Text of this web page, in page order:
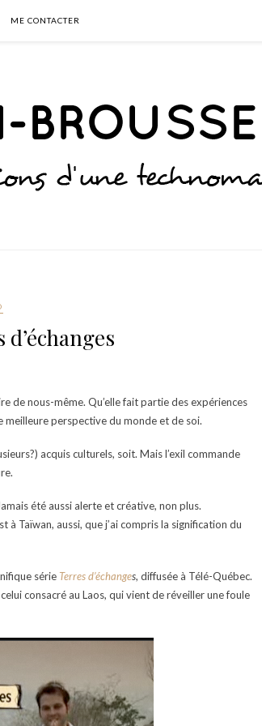
ME CONTACTER
de nous-même. Qu’elle fait partie des expériences
meilleure perspective du monde et de soi.
acquis culturels, soit. Mais l’exil commande
été aussi alerte et créative, non plus.
à Taïwan, aussi, que j’ai compris la signification du
série Terres d’échanges, diffusée à Télé-Québec.
consacré au Laos, qui vient de réveiller une foule